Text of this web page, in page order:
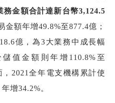
務金額合計達新台幣3,124.5
金額年增49.8%至877.4億；
億，為3大業務中成長幅
值金額則年增110.8%至
2021全年電支機構累計使
增34.2%。